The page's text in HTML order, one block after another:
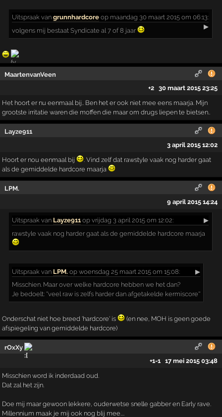
Uitspraak vangrunnhardcore op maandag 30 maart 2015 om 06:13:
▶
volgens mij bestaat Syndicate al 7 of 8 jaar
MaartenvanVeen
+2
30 maart 2015 23:25
Het hoort er nu eenmaal bij.. Ben het er ook niet mee eens maarja. Mijn
grootste irritatie waren die moffen die maar om drugs liepen te bietsen..
Layze911
3 april 2015 12:02
Hoort er nou eenmaal bij
. Vind zelf dat rawstyle vaak nog harder gaat
als de gemiddelde hardcore maarja
LPM.
9 april 2015 14:24
Uitspraak van Layze911op vrijdag 3 april 2015 om 12:02:
▶
rawstyle vaak nog harder gaat als de gemiddelde hardcore maarja
Uitspraak van LPM. op woensdag 25 maart 2015 om 15:08:
▶
Misschien. Maar over welke hardcore hebben we het dan?
Je bedoelt: ''veel raw is zelfs harder dan afgetakelde kermiscore''
Onderschat niet hoe breed 'hardcore' is
(en nee, MOH is geen goede
afspiegeling van gemiddelde hardcore)
rOxXy
+1-1 17 mei 2015 03:48
Misschien word ik inderdaad oud.
Dat zal het zijn.
Doe mij maar gewoon lekkere, ouderwetse snelle gabber en Early rave.
Millennium maak je mij ook nog blij mee....